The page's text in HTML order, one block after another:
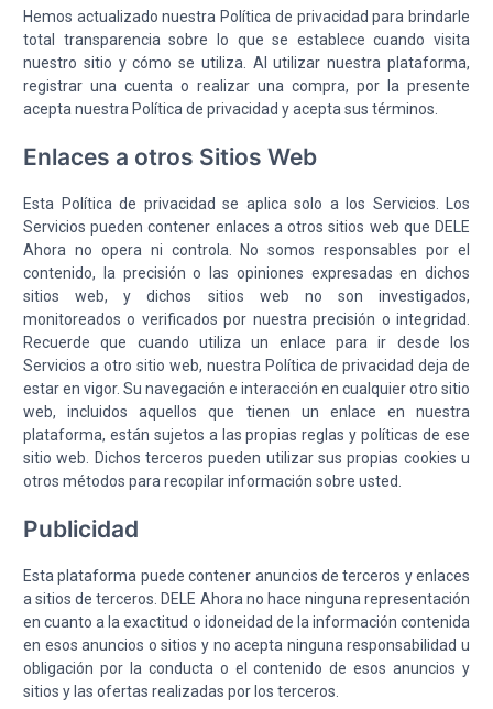
Hemos actualizado nuestra Política de privacidad para brindarle
total transparencia sobre lo que se establece cuando visita
nuestro sitio y cómo se utiliza. Al utilizar nuestra plataforma,
registrar una cuenta o realizar una compra, por la presente
acepta nuestra Política de privacidad y acepta sus términos.
Enlaces a otros Sitios Web
Esta Política de privacidad se aplica solo a los Servicios. Los
Servicios pueden contener enlaces a otros sitios web que DELE
Ahora no opera ni controla. No somos responsables por el
contenido, la precisión o las opiniones expresadas en dichos
sitios web, y dichos sitios web no son investigados,
monitoreados o verificados por nuestra precisión o integridad.
Recuerde que cuando utiliza un enlace para ir desde los
Servicios a otro sitio web, nuestra Política de privacidad deja de
estar en vigor. Su navegación e interacción en cualquier otro sitio
web, incluidos aquellos que tienen un enlace en nuestra
plataforma, están sujetos a las propias reglas y políticas de ese
sitio web. Dichos terceros pueden utilizar sus propias cookies u
otros métodos para recopilar información sobre usted.
Publicidad
Esta plataforma puede contener anuncios de terceros y enlaces
a sitios de terceros. DELE Ahora no hace ninguna representación
en cuanto a la exactitud o idoneidad de la información contenida
en esos anuncios o sitios y no acepta ninguna responsabilidad u
obligación por la conducta o el contenido de esos anuncios y
sitios y las ofertas realizadas por los terceros.